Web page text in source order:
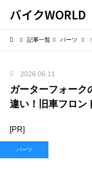
バイクWORLD
記事一覧 パーツ
2026.06.11
ガーターフォーク
違い！旧車フロン
[PR]
パーツ